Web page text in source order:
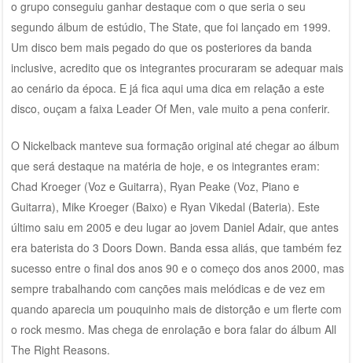
o grupo conseguiu ganhar destaque com o que seria o seu
segundo álbum de estúdio, The State, que foi lançado em 1999.
Um disco bem mais pegado do que os posteriores da banda
inclusive, acredito que os integrantes procuraram se adequar mais
ao cenário da época. E já fica aqui uma dica em relação a este
disco, ouçam a faixa Leader Of Men, vale muito a pena conferir.
O Nickelback manteve sua formação original até chegar ao álbum
que será destaque na matéria de hoje, e os integrantes eram:
Chad Kroeger (Voz e Guitarra), Ryan Peake (Voz, Piano e
Guitarra), Mike Kroeger (Baixo) e Ryan Vikedal (Bateria). Este
último saiu em 2005 e deu lugar ao jovem Daniel Adair, que antes
era baterista do 3 Doors Down. Banda essa aliás, que também fez
sucesso entre o final dos anos 90 e o começo dos anos 2000, mas
sempre trabalhando com canções mais melódicas e de vez em
quando aparecia um pouquinho mais de distorção e um flerte com
o rock mesmo. Mas chega de enrolação e bora falar do álbum All
The Right Reasons.